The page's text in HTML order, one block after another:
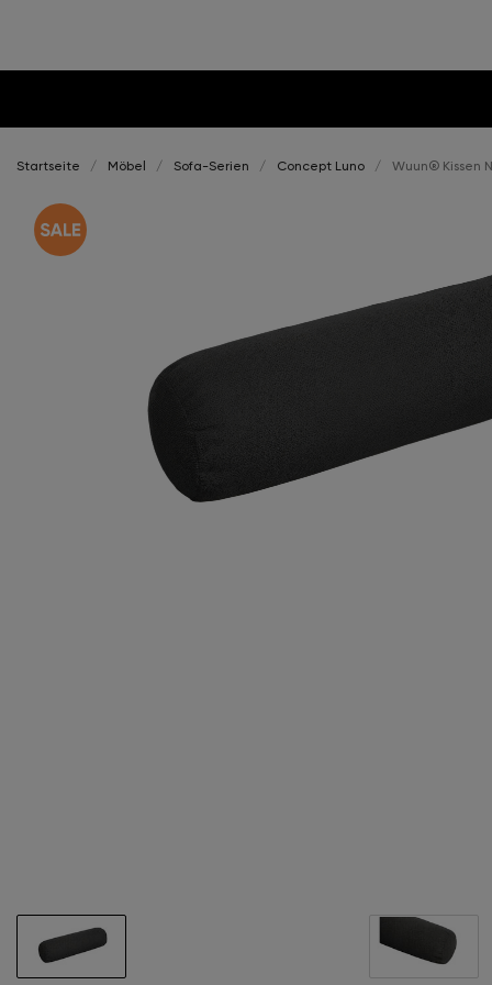
Startseite Möbel Sofa-Serien Concept Luno Wuun® Kissen